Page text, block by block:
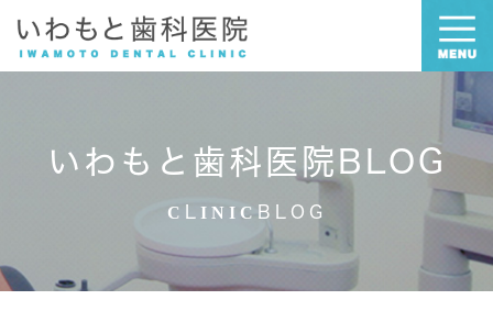
いわもと歯科医院BLOG
CLINICBLOG